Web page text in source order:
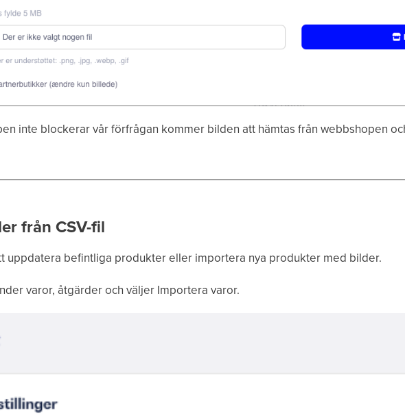
inte blockerar vår förfrågan kommer bilden att hämtas från webbshopen
från CSV-fil
uppdatera befintliga produkter eller importera nya produkter med bilder.
varor, åtgärder och väljer Importera varor.